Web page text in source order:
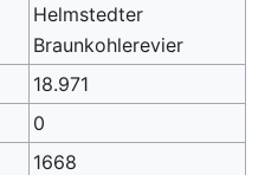
Helmstedter
Braunkohlerevier
18.971
0
1668